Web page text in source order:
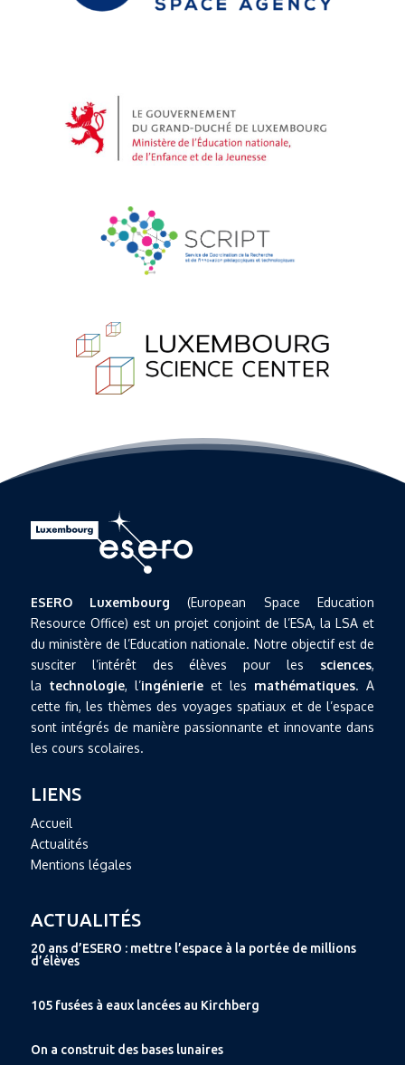
ESERO Luxembourg (European Space Education
Resource Office) est un projet conjoint de l’ESA, la LSA et
du ministère de l’Education nationale. Notre objectif est de
susciter l’intérêt des élèves pour les sciences,
la technologie, l’ingénierieet les mathématiques. A
cette fin, les thèmes des voyages spatiaux et de l’espace
sont intégrés de manière passionnante et innovante dans
les cours scolaires.
LIENS
Accueil
Actualités
Mentions légales
ACTUALITÉS
20 ans d’ESERO : mettre l’espace à la portée de millions
d’élèves
105 fusées à eaux lancées au Kirchberg
On a construit des bases lunaires